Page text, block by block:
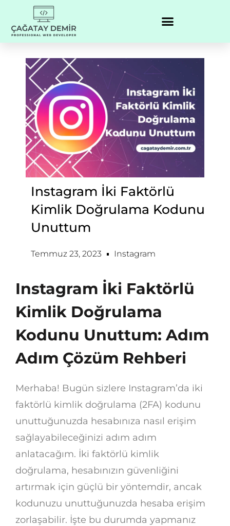
Instagram İki Faktörlü
Kimlik Doğrulama Kodunu
Unuttum
Temmuz 23, 2023 Instagram
Instagram İki Faktörlü
Kimlik Doğrulama
Kodunu Unuttum: Adım
Adım Çözüm Rehberi
Merhaba! Bugün sizlere Instagram’da iki
faktörlü kimlik doğrulama (2FA) kodunu
unuttuğunuzda hesabınıza nasıl erişim
sağlayabileceğinizi adım adım
anlatacağım. İki faktörlü kimlik
doğrulama, hesabınızın güvenliğini
artırmak için güçlü bir yöntemdir, ancak
kodunuzu unuttuğunuzda hesaba erişim
zorlaşabilir. İşte bu durumda yapmanız